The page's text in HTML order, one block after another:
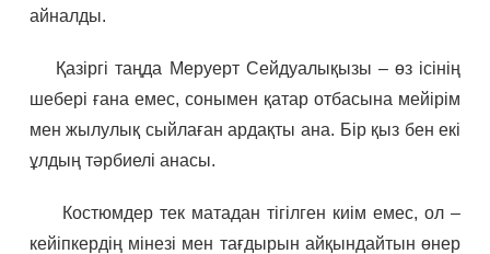
айналды.
Қазіргі таңда Меруерт Сейдуалықызы – өз ісінің
шебері ғана емес, сонымен қатар отбасына мейірім
мен жылулық сыйлаған ардақты ана. Бір қыз бен екі
ұлдың тәрбиелі анасы.
Костюмдер тек матадан тігілген киім емес, ол –
кейіпкердің мінезі мен тағдырын айқындайтын өнер